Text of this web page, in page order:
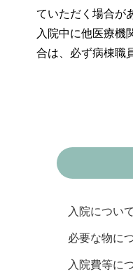
ていただく場合が
入院中に他医療機
合は、必ず病棟職
入院について
必要な物に
入院費等に